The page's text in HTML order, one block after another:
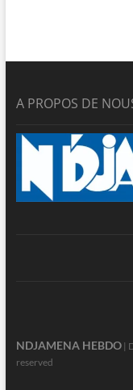
A PROPOS DE
NDJAMENA HEBDO|
reserved